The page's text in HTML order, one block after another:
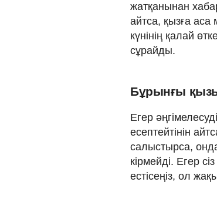
жатқанынан
айтса, қызға аса
күнінің қалай
сұрайды.
Бұрынғы
Егер
есептейтінін
салыстырса,
кірмейді. Егер
естісеңіз, ол